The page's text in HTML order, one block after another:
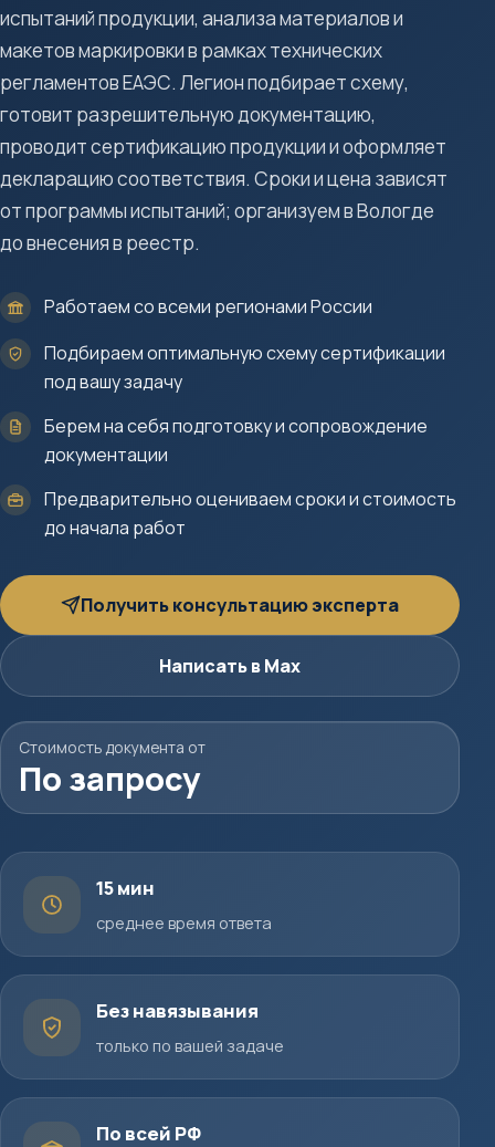
испытаний продукции, анализа материалов и
макетов маркировки в рамках технических
регламентов ЕАЭС. Легион подбирает схему,
готовит разрешительную документацию,
проводит сертификацию продукции и оформляет
декларацию соответствия. Сроки и цена зависят
от программы испытаний; организуем в Вологде
до внесения в реестр.
Работаем со всеми регионами России
Подбираем оптимальную схему сертификации
под вашу задачу
Берем на себя подготовку и сопровождение
документации
Предварительно оцениваем сроки и стоимость
до начала работ
Получить консультацию эксперта
Написать в Max
Стоимость документа от
По запросу
15 мин
среднее время ответа
Без навязывания
только по вашей задаче
По всей РФ